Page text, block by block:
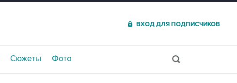
ВХОД ДЛЯ ПОДПИСЧИКОВ
Сюжеты Фото